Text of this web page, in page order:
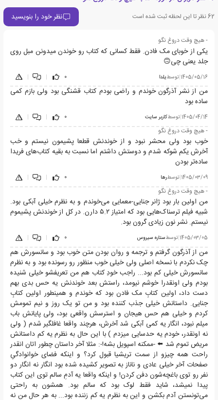
62نظر تا این لحظه ثبت شده است نظر خود را بنویسید
- هیچ وقت دروغ نگو
یکی از خوبای مک فادن. فقط کسانی که کتاب رو خوندن میدونن مبل روی
جلد یعنی چی🙃
1405/05/16
|توسطیلدا 0
|
|
من از نشر آذرگون خوندم و راضی بودم کتاب قشنگی بود ولی بازم کمی
ساده بود
1405/04/14
|توسطکاربر سایت 0
|
|
- هیچ وقت دروغ نگو
خوب بود ولی محشر نبود و از خوندنش قطعا پشیمون نیستم و خب
آخرش یکم شوکه شدم و دوستش داشتم اما نسبت به بقیه کتاب‌های فریدا
ساده‌تر بودن
1405/03/09
|توسطرها 0
|
|
- هیچ وقت دروغ نگو
من اولین بار بود ژانر جنایی-معمایی می‌خوندم و به نظرم خیلی آبکی بود.
شبیه فیلم ترسناک‌هایی بود که امتیاز ۵.۲ دارن. در کل از خوندنش پشیموم
نیستم. نشر نون زیادی گرون بود.
1405/03/05
|توسطستاره سیروس 0
|
|
من از آذرگون گرفتم و ترجمه و روان بودن متن خوب بود و سانسورش هم
چک نکردم با نسخه اصلی ولی خیلی خوب منظور رو رسونده بود و به نظرم
سانسورش خیلی کم بود... راجب خودِ کتاب هم من تعریفشو خیلی شنیده
بودم ولی اونقدرا خوشم نیومد، راستش بعد خوندنش یه حس بدی بهم
دست داد، اولین کتابِ مک فادن بود که خوندم و همینطور اولین کتابِ
جنایی. داستانش خیلی جذب کننده بود و من تو یک روز و نیم تمومش
کردم و خیلی هم حس هیجان و استرسش واقعی بود، ولی پایانش باب
میلم نبود، انگار یه کمی آبکی شد آخرش، هرچند واقعا غافلگیر شدم ( ولی
نه اونقدر، خودم یه حدسایی میزدم ) با این حال به نظرم یه کم داستانش
مریض تموم شد ⬅️ -ممکنه اسپویل بشه!-: مثلا آخر داستان چطور اتان انقدر
راحت همه چیزو از سمت تریشیا قبول کرد؟ و اینکه فضای خوانوادگیِ
صفحات آخر خیلی عادی و ناناز به تصویر کشیده شده بود انگار نه انگار دو
نفر رو توی باغچه‌شون دفن کردن! و اینکه واقعا یه آدمِ سالم توی این کتاب
پیدا نمیشد، شاید فقط لوک بود که سالم بود. همشون به راحتی
می‌تونستن آدم بکشن و این به نظرم یه کم زننده بود... به هر حال من نه